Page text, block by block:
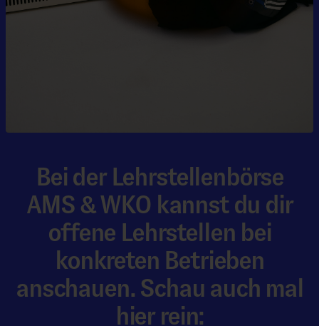
Bei der Lehrstellenbörse
AMS & WKO kannst du dir
offene Lehrstellen bei
konkreten Betrieben
anschauen. Schau auch mal
hier rein: